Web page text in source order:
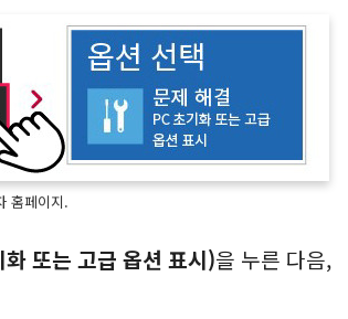
홈페이지.
또는 고급 옵션 표시)을 누른 다음,